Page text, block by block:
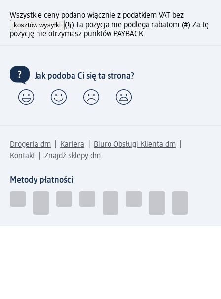
Wszystkie ceny podano włącznie z podatkiem VAT bez
kosztów wysyłki (§) Ta pozycja nie podlega rabatom.(#) Za tę
pozycję nie otrzymasz punktów PAYBACK.
Jak podoba Ci się ta strona?
Drogeria dm Kariera
Biuro Obsługi Klienta dm
Kontakt
Znajdź sklepy dm
Metody płatności